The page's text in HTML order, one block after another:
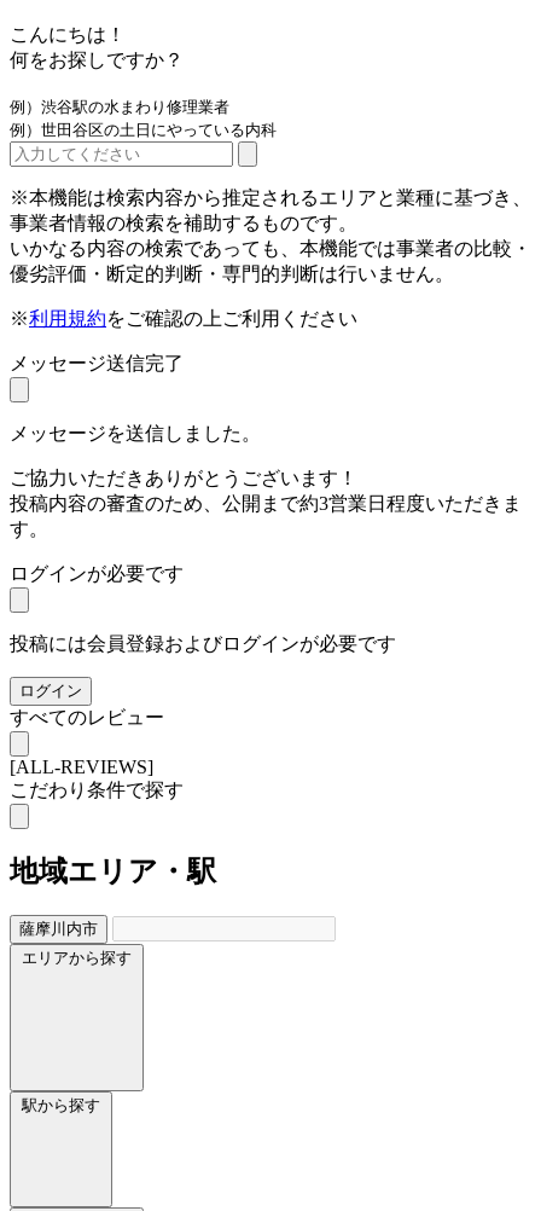
こんにちは！
何をお探しですか？
例）渋谷駅の水まわり修理業者
例）世田谷区の土日にやっている内科
※本機能は検索内容から推定されるエリアと業種に基づき、
事業者情報の検索を補助するものです。
いかなる内容の検索であっても、本機能では事業者の比較・
優劣評価・断定的判断・専門的判断は行いません。
※利用規約をご確認の上ご利用ください
メッセージ送信完了
メッセージを送信しました。
ご協力いただきありがとうございます！
投稿内容の審査のため、公開まで約3営業日程度いただきま
す。
ログインが必要です
投稿には会員登録およびログインが必要です
ログイン
すべてのレビュー
[ALL-REVIEWS]
こだわり条件で探す
地域エリア・駅
薩摩川内市
エリアから探す
駅から探す